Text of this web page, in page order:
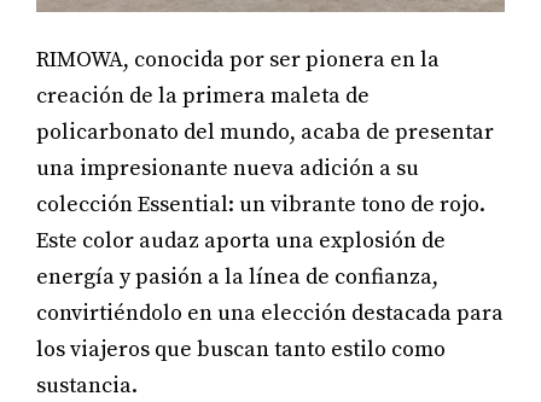
RIMOWA, conocida por ser pionera en la
creación de la primera maleta de
policarbonato del mundo, acaba de presentar
una impresionante nueva adición a su
colección Essential: un vibrante tono de rojo.
Este color audaz aporta una explosión de
energía y pasión a la línea de confianza,
convirtiéndolo en una elección destacada para
los viajeros que buscan tanto estilo como
sustancia.